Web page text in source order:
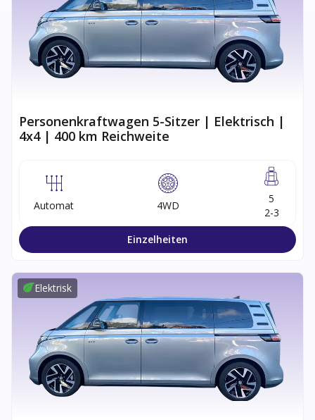
Personenkraftwagen 5-Sitzer | Elektrisch |
4x4 | 400 km Reichweite
Automat 4WD
5
2-3
Einzelheiten
Elektrisk